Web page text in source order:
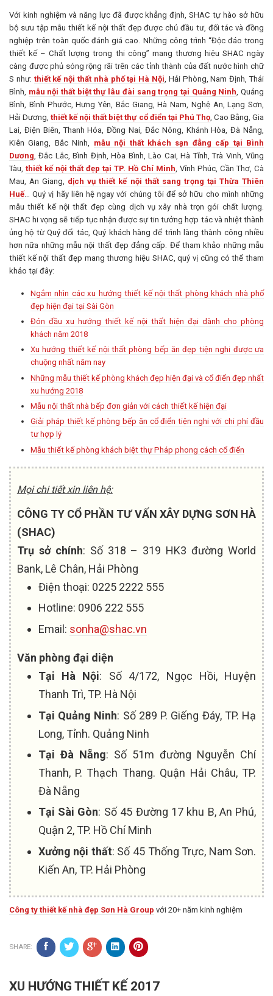
Với kinh nghiệm và năng lực đã được khẳng định, SHAC tự hào sở hữu
bộ sưu tập mẫu thiết kế nội thất đẹp được chủ đầu tư, đối tác và đồng
nghiệp trên toàn quốc đánh giá cao. Những công trình “Độc đáo trong
thiết kế – Chất lượng trong thi công” mang thương hiệu SHAC ngày
càng được phủ sóng rộng rãi trên các tỉnh thành của đất nước hình chữ
S như: thiết kế nội thất nhà phố tại Hà Nội , Hải Phòng, Nam Định, Thái
Bình, mẫu nội thất biệt thự lâu đài sang trọng tại Quảng Ninh , Quảng
Bình, Bình Phước, Hưng Yên, Bắc Giang, Hà Nam, Nghệ An, Lạng Sơn,
Hải Dương,thiết kế nội thất biệt thự cổ điển tại Phú Thọ, Cao Bằng, Gia
Lai, Điện Biên, Thanh Hóa, Đồng Nai, Đắc Nông, Khánh Hòa, Đà Nẵng,
Kiên Giang, Bắc Ninh, mẫu nội thất khách sạn đẳng cấp tại Bình
Dương , Đắc Lắc, Bình Định, Hòa Bình, Lào Cai, Hà Tĩnh, Trà Vinh, Vũng
Tàu, thiết kế nội thất đẹp tại TP. Hồ Chí Minh , Vĩnh Phúc, Cần Thơ, Cà
Mau, An Giang, dịch vụ thiết kế nội thất sang trọng tại Thừa Thiên
Huế… Quý vị hãy liên hệ ngay với chúng tôi để sở hữu cho mình những
mẫu thiết kế nội thất đẹp cùng dịch vụ xây nhà trọn gói chất lượng.
SHAC hi vọng sẽ tiếp tục nhận được sự tin tưởng hợp tác và nhiệt thành
ủng hộ từ Quý đối tác, Quý khách hàng để trình làng thành công nhiều
hơn nữa những mẫu nội thất đẹp đẳng cấp. Để tham khảo những mẫu
thiết kế nội thất đẹp mang thương hiệu SHAC, quý vị cũng có thể tham
khảo tại đây:
Ngắm nhìn các xu hướng thiết kế nội thất phòng khách nhà phố
đẹp hiện đại tại Sài Gòn
Đón đầu xu hướng thiết kế nội thất hiện đại dành cho phòng
khách năm 2018
Xu hướng thiết kế nội thất phòng bếp ăn đẹp tiện nghi được ưa
chuộng nhất năm nay
Những mẫu thiết kế phòng khách đẹp hiện đại và cổ điển đẹp nhất
xu hướng 2018
Mẫu nội thất nhà bếp đơn giản với cách thiết kế hiện đại
Giải pháp thiết kế phòng bếp ăn cổ điển tiện nghi với chi phí đầu
tư hợp lý
Mẫu thiết kế phòng khách biệt thự Pháp phong cách cổ điển
Mọi chi tiết xin liên hệ:
CÔNG TY CỔ PHẦN TƯ VẤN XÂY DỰNG SƠN HÀ
(SHAC)
Trụ sở chính: Số 318 – 319 HK3 đường World
Bank, Lê Chân, Hải Phòng
Điện thoại: 0225 2222 555
Hotline: 0906 222 555
Email: sonha@shac.vn
Văn phòng đại diện
Tại Hà Nội: Số 4/172, Ngọc Hồi, Huyện
Thanh Trì, TP. Hà Nội
Tại Quảng Ninh: Số 289 P. Giếng Đáy, TP. Hạ
Long, Tỉnh. Quảng Ninh
Tại Đà Nẵng: Số 51m đường Nguyễn Chí
Thanh, P. Thạch Thang. Quận Hải Châu, TP.
Đà Nẵng
Tại Sài Gòn: Số 45 Đường 17 khu B, An Phú,
Quận 2, TP. Hồ Chí Minh
Xưởng nội thất: Số 45 Thống Trực, Nam Sơn.
Kiến An, TP. Hải Phòng
Công ty thiết kế nhà đẹp Sơn Hà Group với 20+ năm kinh nghiệm
SHARE:
XU HƯỚNG THIẾT KẾ 2017